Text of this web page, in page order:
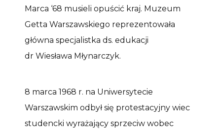
Marca ‘68 musieli opuścić kraj. Muzeum
Getta Warszawskiego reprezentowała
główna specjalistka ds. edukacji
dr Wiesława Młynarczyk.
8 marca 1968 r. na Uniwersytecie
Warszawskim odbył się protestacyjny wiec
studencki wyrażający sprzeciw wobec